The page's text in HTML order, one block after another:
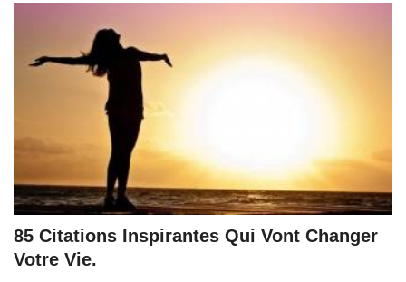
85 Citations Inspirantes Qui Vont Changer
Votre Vie.